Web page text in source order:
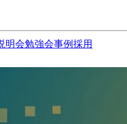
明会勉強会事例採用